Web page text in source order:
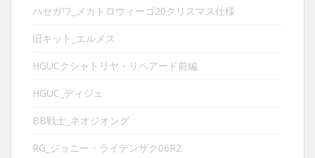
ハセガワ_メカトロウィーゴ20クリスマス仕様
旧キット_エルメス
HGUCクシャトリヤ・リペアード前編
HGUC_ディジェ
BB戦士_ネオジオング
RG_ジョニー・ライデンザク06R2